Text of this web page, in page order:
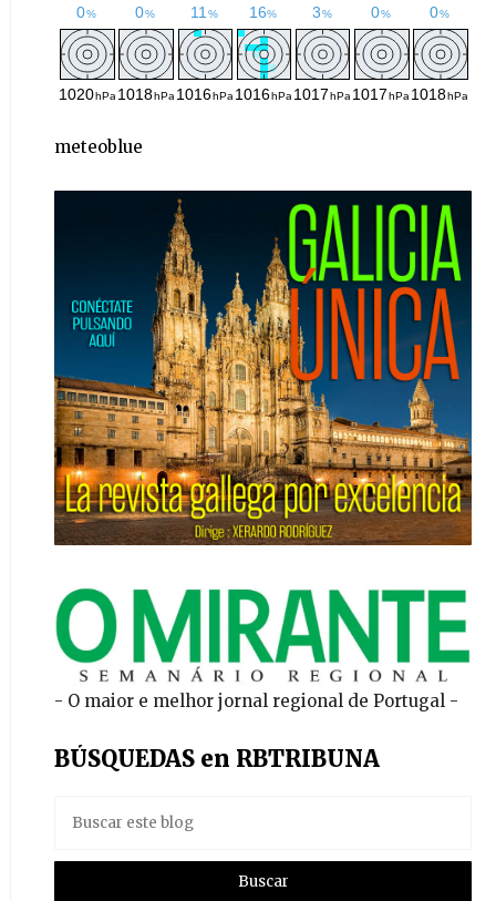
meteoblue
- O maior e melhor jornal regional de Portugal -
BÚSQUEDAS en RBTRIBUNA